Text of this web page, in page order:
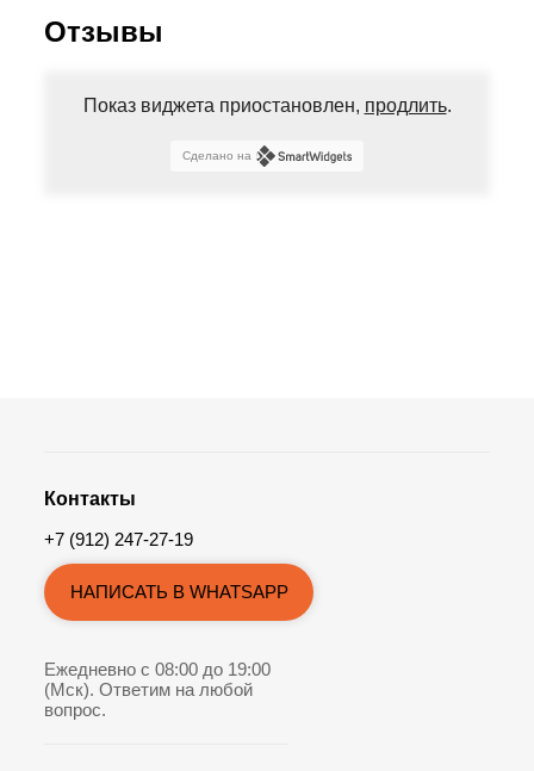
Отзывы
Показ виджета приостановлен, продлить.
Сделано на
Контакты
+7 (912) 247-27-19
НАПИСАТЬ В WHATSAPP
Ежедневно с 08:00 до 19:00
(Мск). Ответим на любой
вопрос.